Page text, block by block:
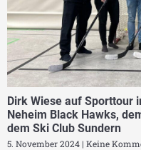
Dirk Wiese auf Sporttour
Neheim Black Hawks,
dem Ski Club Sundern
5. November 2024 Keine